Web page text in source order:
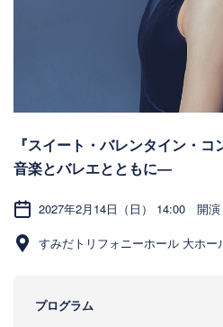
『スイート・バレンタイン・
音楽とバレエとともに―
2027年2月14日（日） 14:00 開演
すみだトリフォニーホール 大ホー
プログラム